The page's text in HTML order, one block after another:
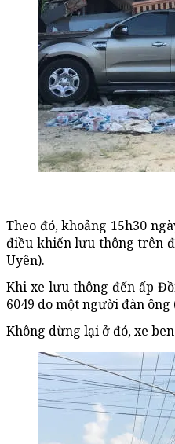
Theo đó, khoảng 15h30
điều khiển lưu thông trên
Uyên).
Khi xe lưu thông đến ấp
6049 do một người đàn
Không dừng lại ở đó, xe